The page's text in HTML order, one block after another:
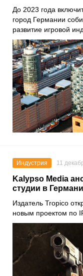
До 2023 года
город Германии
развитие игровой
Индустрия 11
Kalypso Media
студии в
Издатель Tropico
новым проектом по